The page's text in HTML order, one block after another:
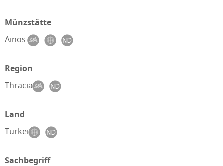
Münzstätte
Ainos
Region
Thracia
Land
Türkei
Sachbegriff